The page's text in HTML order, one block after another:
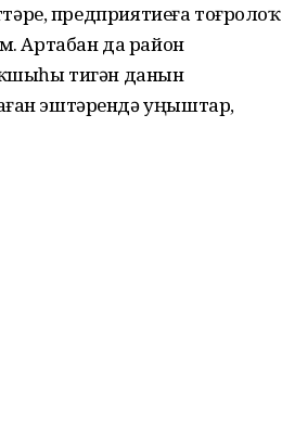
предприятиеға тоғролоҡ
Артабан да район
тигән данын
эштәрендә уңыштар,